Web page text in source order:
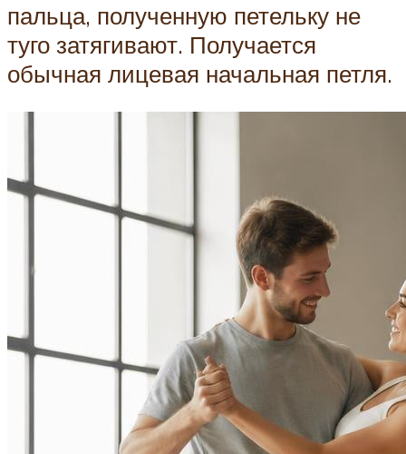
пальца, полученную петельку не
туго затягивают. Получается
обычная лицевая начальная петля.